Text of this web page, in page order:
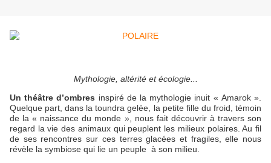
Mythologie, altérité et écologie...
Un théâtre d’ombres inspiré de la mythologie inuit « Amarok ».
Quelque part, dans la toundra gelée, la petite fille du froid, témoin
de la « naissance du monde », nous fait découvrir à travers son
regard la vie des animaux qui peuplent les milieux polaires. Au fil
de ses rencontres sur ces terres glacées et fragiles, elle nous
révèle la symbiose qui lie un peuple à son milieu.